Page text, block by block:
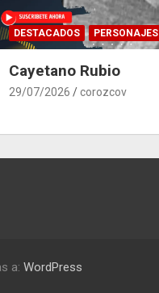
DESTACADOS PERSONAJES
Cayetano Rubio
29/07/2026 corozcov
a: WordPress